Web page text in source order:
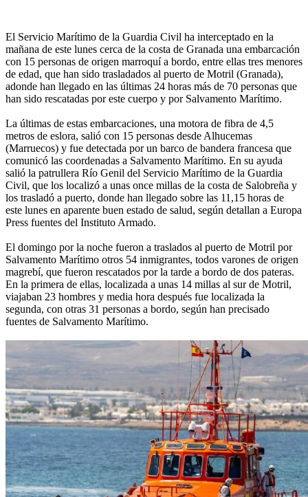
El Servicio Marítimo de la Guardia Civil ha interceptado en la
mañana de este lunes cerca de la costa de Granada una embarcación
con 15 personas de origen marroquí a bordo, entre ellas tres menores
de edad, que han sido trasladados al puerto de Motril (Granada),
adonde han llegado en las últimas 24 horas más de 70 personas que
han sido rescatadas por este cuerpo y por Salvamento Marítimo.
La últimas de estas embarcaciones, una motora de fibra de 4,5
metros de eslora, salió con 15 personas desde Alhucemas
(Marruecos) y fue detectada por un barco de bandera francesa que
comunicó las coordenadas a Salvamento Marítimo. En su ayuda
salió la patrullera Río Genil del Servicio Marítimo de la Guardia
Civil, que los localizó a unas once millas de la costa de Salobreña y
los trasladó a puerto, donde han llegado sobre las 11,15 horas de
este lunes en aparente buen estado de salud, según detallan a Europa
Press fuentes del Instituto Armado.
El domingo por la noche fueron a traslados al puerto de Motril por
Salvamento Marítimo otros 54 inmigrantes, todos varones de origen
magrebí, que fueron rescatados por la tarde a bordo de dos pateras.
En la primera de ellas, localizada a unas 14 millas al sur de Motril,
viajaban 23 hombres y media hora después fue localizada la
segunda, con otras 31 personas a bordo, según han precisado
fuentes de Salvamento Marítimo.